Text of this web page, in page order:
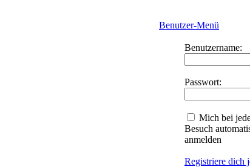
Benutzer-Menü
Benutzername:
Passwort:
Mich bei
Besuch
anmelden
Registriere dich